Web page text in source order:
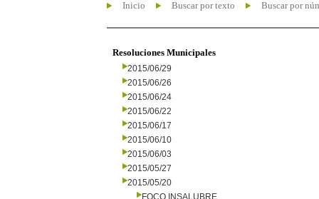
Inicio Buscar por texto Buscar por
Resoluciones Municipales
2015/06/29
2015/06/26
2015/06/24
2015/06/22
2015/06/17
2015/06/10
2015/06/03
2015/05/27
2015/05/20
FOCO INSALUBRE